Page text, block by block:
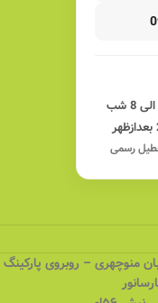
رسمی
منوچهری – روبروی پارکینگ